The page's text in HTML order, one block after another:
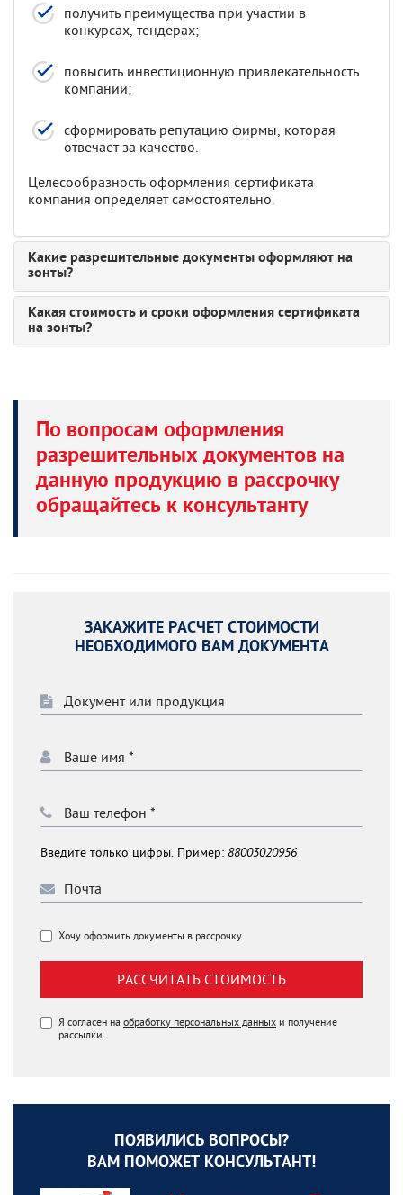
получить преимущества при участии в
конкурсах, тендерах;
повысить инвестиционную привлекательность
компании;
сформировать репутацию фирмы, которая
отвечает за качество.
Целесообразность оформления сертификата
компания определяет самостоятельно.
Какие разрешительные документы оформляют на
зонты?
Какая стоимость и сроки оформления сертификата
на зонты?
По вопросам оформления
разрешительных документов на
данную продукцию в рассрочку
обращайтесь к консультанту
ЗАКАЖИТЕ РАСЧЕТ СТОИМОСТИ
НЕОБХОДИМОГО ВАМ ДОКУМЕНТА
Введите только цифры. Пример: 88003020956
Хочу оформить документы в рассрочку
РАССЧИТАТЬ СТОИМОСТЬ
Я согласен на обработку персональных данных и получение
рассылки.
ПОЯВИЛИСЬ ВОПРОСЫ?
ВАМ ПОМОЖЕТ КОНСУЛЬТАНТ!